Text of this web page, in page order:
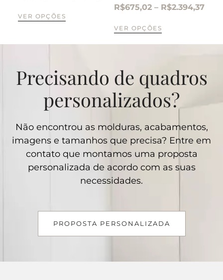
VER OPÇÕES
R$675,02 – R$2.394,37
VER OPÇÕES
Precisando de quadros
personalizados?
Não encontrou as molduras, acabamentos,
imagens e tamanhos que precisa? Entre em
contato que montamos uma proposta
personalizada de acordo com as suas
necessidades.
PROPOSTA PERSONALIZADA